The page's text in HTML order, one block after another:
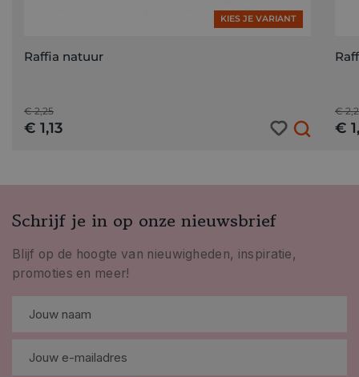
KIES JE VARIANT
Raffia natuur
€ 2,25
€ 1,13
€
€
Schrijf je in op onze nieuwsbrief
Blijf op de hoogte van nieuwigheden, inspiratie,
promoties en meer!